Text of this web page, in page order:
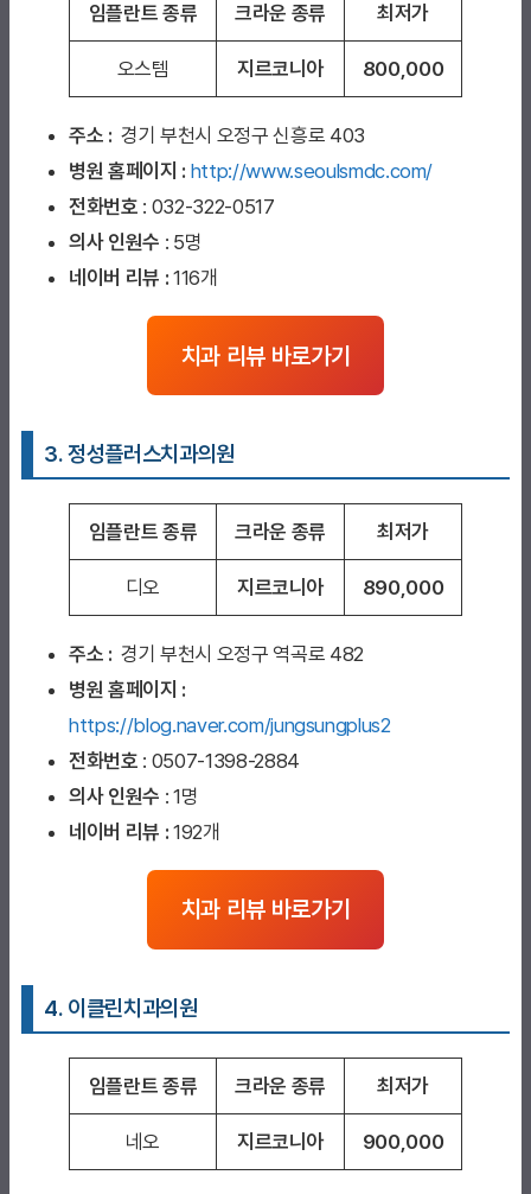
임플란트 종류 크라운 종류 최저가
오스템 지르코니아 800,000
주소 : 경기 부천시 오정구 신흥로 403
병원 홈페이지 : http://www.seoulsmdc.com/
전화번호 : 032-322-0517
의사 인원수 : 5명
네이버 리뷰 : 116개
치과 리뷰 바로가기
3. 정성플러스치과의원
임플란트 종류 크라운 종류 최저가
디오 지르코니아 890,000
주소 : 경기 부천시 오정구 역곡로 482
병원 홈페이지 :
https://blog.naver.com/jungsungplus2
전화번호 : 0507-1398-2884
의사 인원수 : 1명
네이버 리뷰 : 192개
치과 리뷰 바로가기
4. 이클린치과의원
임플란트 종류 크라운 종류 최저가
네오 지르코니아 900,000